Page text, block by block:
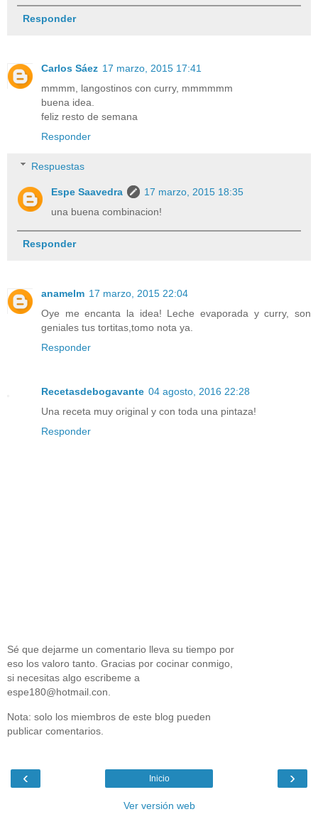
Responder
Carlos Sáez 17 marzo, 2015 17:41
mmmm, langostinos con curry, mmmmmm
buena idea.
feliz resto de semana
Responder
Respuestas
Espe Saavedra
17 marzo, 2015 18:35
una buena combinacion!
Responder
anamelm 17 marzo, 2015 22:04
Oye me encanta la idea! Leche evaporada y curry, son
geniales tus tortitas,tomo nota ya.
Responder
Recetasdebogavante 04 agosto, 2016 22:28
Una receta muy original y con toda una pintaza!
Responder
Sé que dejarme un comentario lleva su tiempo por
eso los valoro tanto. Gracias por cocinar conmigo,
si necesitas algo escribeme a
espe180@hotmail.con.
Nota: solo los miembros de este blog pueden
publicar comentarios.
‹ ›
Inicio
Ver versión web